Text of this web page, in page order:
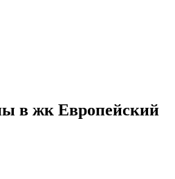
в жк Европейский